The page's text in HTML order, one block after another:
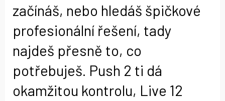
začínáš, nebo hledáš špičkové
profesionální řešení, tady
najdeš přesně to, co
potřebuješ. Push 2 ti dá
okamžitou kontrolu, Live 12